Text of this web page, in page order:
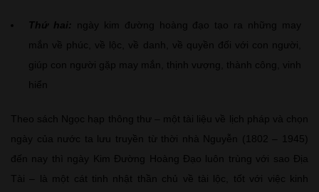
Thứ hai:
ngày kim đường hoàng đạo tạo ra những may
mắn về phúc, về lộc, về danh, về quyền đối với con người,
giúp con người gặp may mắn, thịnh vượng, thành công, vinh
hiển
Theo sách Ngọc hạp thông thư – một tài liệu về lịch pháp và chọn
ngày của nước ta lưu truyền từ thời nhà Nguyễn (1802 – 1945)
đến nay thì ngày Kim Đường Hoàng Đạo luôn trùng với sao Địa
Tài – là một cát tinh nhật thần chủ về tài lộc, tốt với việc kinh